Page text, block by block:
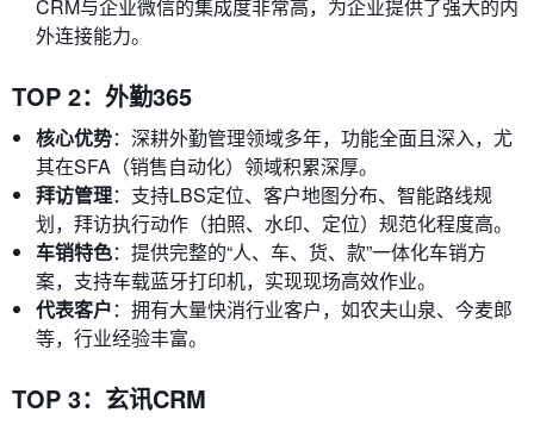
CRM与企业微信的集成度非常高，为企业提供了强大的内
外连接能力。
TOP 2：外勤365
核心优势：深耕外勤管理领域多年，功能全面且深入，尤
其在SFA（销售自动化）领域积累深厚。
拜访管理：支持LBS定位、客户地图分布、智能路线规
划，拜访执行动作（拍照、水印、定位）规范化程度高。
车销特色：提供完整的“人、车、货、款”一体化车销方
案，支持车载蓝牙打印机，实现现场高效作业。
代表客户：拥有大量快消行业客户，如农夫山泉、今麦郎
等，行业经验丰富。
TOP 3：玄讯CRM